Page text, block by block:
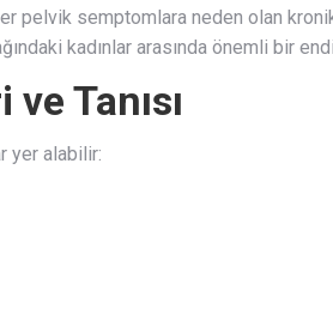
pelvik semptomlara neden olan
kadınlar arasında önemli bir
Tanısı
yer alabilir: